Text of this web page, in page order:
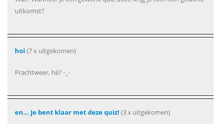
uitkomst?
hoi (7 x uitgekomen)
Prachtweer, hé? -_-
en... Je bent klaar met deze quiz! (3 x uitgekomen)